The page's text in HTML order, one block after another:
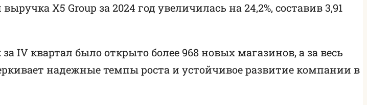
X5 Group за 2024 год увеличилась на 24,2%, составив 3,91
IV квартал было открыто более 968 новых магазинов, а за весь
надежные темпы роста и устойчивое развитие компании в